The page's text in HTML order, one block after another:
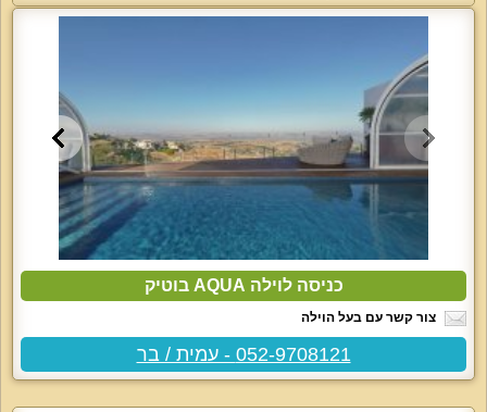
כניסה לוילה AQUA בוטיק
צור קשר עם בעל הוילה
052-9708121 - עמית / בר